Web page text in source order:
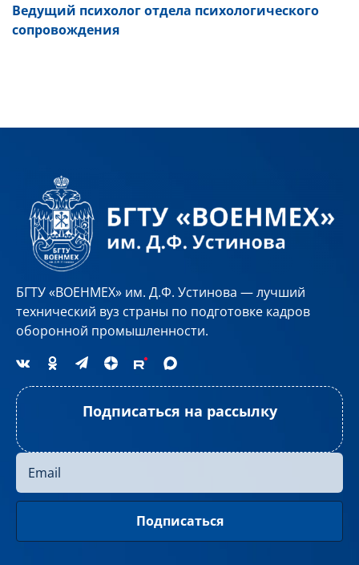
Ведущий психолог отдела психологического
сопровождения
БГТУ «ВОЕНМЕХ» им. Д.Ф. Устинова — лучший
технический вуз страны по подготовке кадров
оборонной промышленности.
Подписаться на рассылку